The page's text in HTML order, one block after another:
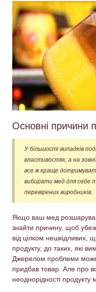
Основні причини
У більшості випадків
властивостях, а на
все ж краще
вибирати мед для себе
перевірених виробників.
Якщо ваш мед
знайти причину, щоб
від цілком нешкідливих,
продукту, до таких, які
Джерелом проблеми може
придбав товар. Але про
неоднорідності